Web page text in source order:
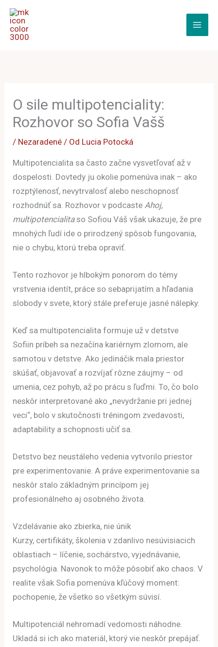
Preskočiť
obsah
O sile multipotenciality:
Rozhovor so Sofia Vašš
/ Nezaradené / Od Lucia Potocká
Multipotencialita sa často začne vysvetľovať až v
dospelosti. Dovtedy ju okolie pomenúva inak – ako
rozptýlenosť, nevytrvalosť alebo neschopnosť
rozhodnúť sa. Rozhovor v podcaste Ahoj,
multipotencialitaso Sofiou Váš však ukazuje, že pre
mnohých ľudí ide o prirodzený spôsob fungovania,
nie o chybu, ktorú treba opraviť.
Tento rozhovor je hlbokým ponorom do témy
vrstvenia identít, práce so sebaprijatím a hľadania
slobody v svete, ktorý stále preferuje jasné nálepky.
Keď sa multipotencialita formuje už v detstve
Sofiin príbeh sa nezačína kariérnym zlomom, ale
samotou v detstve. Ako jedináčik mala priestor
skúšať, objavovať a rozvíjať rôzne záujmy – od
umenia, cez pohyb, až po prácu s ľuďmi. To, čo bolo
neskôr interpretované ako „nevydržanie pri jednej
veci“, bolo v skutočnosti tréningom zvedavosti,
adaptability a schopnosti učiť sa.
Detstvo bez neustáleho vedenia vytvorilo priestor
pre experimentovanie. A práve experimentovanie sa
neskôr stalo základným princípom jej
profesionálneho aj osobného života.
Vzdelávanie ako zbierka, nie únik
Kurzy, certifikáty, školenia v zdanlivo nesúvisiacich
oblastiach – líčenie, sochárstvo, vyjednávanie,
psychológia. Navonok to môže pôsobiť ako chaos. V
realite však Sofia pomenúva kľúčový moment:
pochopenie, že všetko so všetkým súvisí.
Multipotenciál nehromadí vedomosti náhodne.
Ukladá si ich ako materiál, ktorý vie neskôr prepájať.